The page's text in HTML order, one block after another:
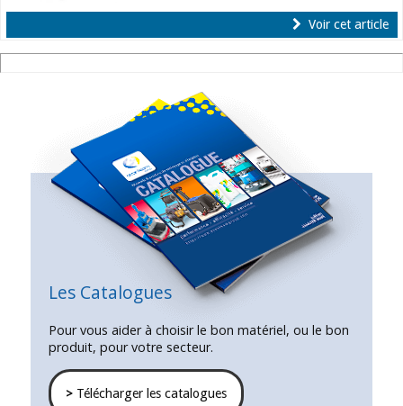
Voir cet article
Les Catalogues
Pour vous aider à choisir le bon matériel, ou le bon
produit, pour votre secteur.
>Télécharger les catalogues